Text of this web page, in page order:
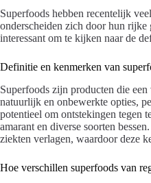
Superfoods hebben recentelijk
onderscheiden zich door hun rijke
interessant om te kijken naar de
Definitie en kenmerken van
Superfoods zijn producten die
natuurlijk en onbewerkte opties,
potentieel om ontstekingen tegen
amarant en diverse soorten
ziekten verlagen, waardoor deze
Hoe verschillen superfoods van